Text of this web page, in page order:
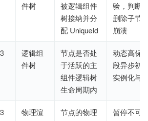
件树
被逻辑组件
树接纳并分
配 UniqueId
验，判断
删除子节
崩溃
逻辑组
件树
节点是否处
于活跃的主
组件逻辑树
生命周期内
动态高保
段异步初
实例化与
物理渲
节点的物理
暂停不可